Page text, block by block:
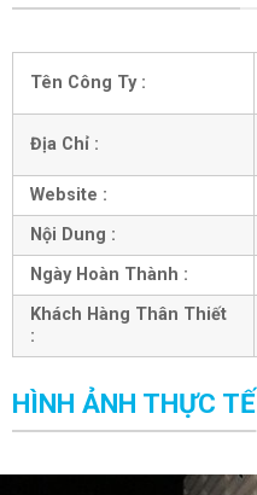
Tên Công Ty :
Địa Chỉ :
Website :
Nội Dung :
Ngày Hoàn Thành :
Khách Hàng Thân Thiết
:
HÌNH ẢNH THỰC TẾ